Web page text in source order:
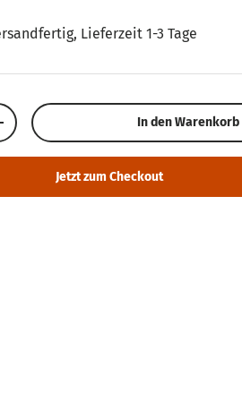
Lieferzeit 1-3 Tage
erhöhen In den Warenkorb
Jetzt zum Checkout